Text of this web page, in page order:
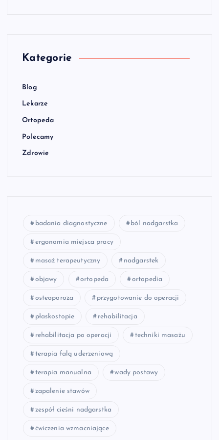
Kategorie
Blog
Lekarze
Ortopeda
Polecamy
Zdrowie
badania diagnostyczne ból nadgarstka
ergonomia miejsca pracy
masaż terapeutyczny nadgarstek
objawy ortopeda ortopedia
osteoporoza przygotowanie do operacji
płaskostopie rehabilitacja
rehabilitacja po operacji techniki masażu
terapia falą uderzeniową
terapia manualna wady postawy
zapalenie stawów
zespół cieśni nadgarstka
ćwiczenia wzmacniające